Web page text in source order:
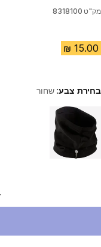
מק"ט 8318100
בחירת צבע:שחור
Choose a variant